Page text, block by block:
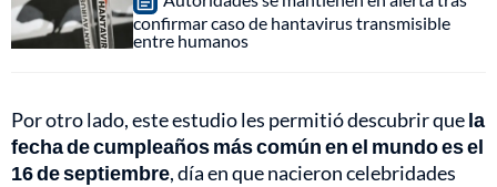
confirmar caso de hantavirus transmisible
entre humanos
Por otro lado, este estudio les permitió descubrir quela
fecha de cumpleaños más común en el mundo es el
16 de septiembre, día en que nacieron celebridades